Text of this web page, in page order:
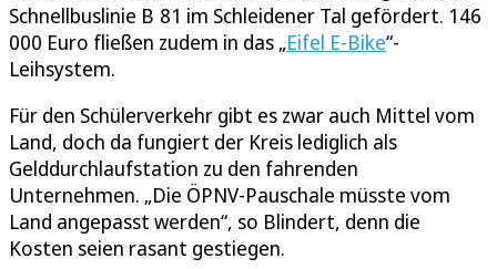
Schnellbuslinie B 81 im Schleidener Tal gefördert. 146
000 Euro fließen zudem in das „Eifel E-Bike“-
Leihsystem.
Für den Schülerverkehr gibt es zwar auch Mittel vom
Land, doch da fungiert der Kreis lediglich als
Gelddurchlaufstation zu den fahrenden
Unternehmen. „Die ÖPNV-Pauschale müsste vom
Land angepasst werden“, so Blindert, denn die
Kosten seien rasant gestiegen.